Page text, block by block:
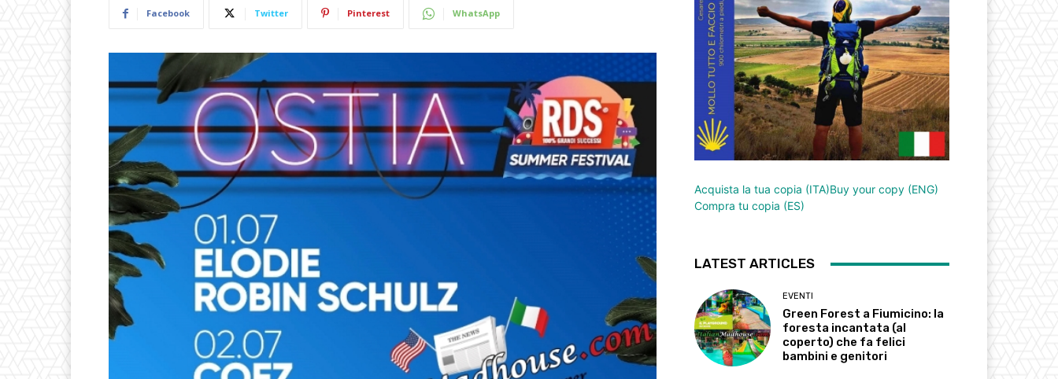
Facebook Twitter Pinterest WhatsApp
Acquista la tua copia (ITA)Buy your copy (ENG)
Compra tu copia (ES)
LATEST ARTICLES
EVENTI
Green Forest a Fiumicino: la
foresta incantata (al
coperto) che fa felici
bambini e genitori